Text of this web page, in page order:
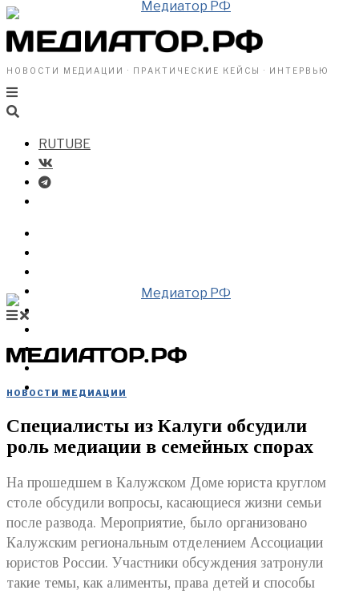
НОВОСТИ МЕДИАЦИИ · ПРАКТИЧЕСКИЕ КЕЙСЫ · ИНТЕРВЬЮ
RUTUBE
ВИДЕО
КУПИТЬ
НОВОСТИ МЕДИАЦИИ
Специалисты из Калуги обсудили
роль медиации в семейных спорах
На прошедшем в Калужском Доме юриста круглом
столе обсудили вопросы, касающиеся жизни семьи
после развода. Мероприятие, было организовано
Калужским региональным отделением Ассоциации
юристов России. Участники обсуждения затронули
такие темы, как алименты, права детей и способы